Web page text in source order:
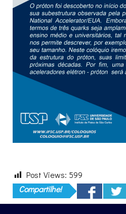
Post Views: 599
Compartilhe!